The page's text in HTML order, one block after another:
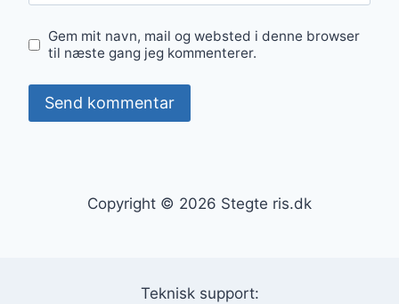
Gem mit navn, mail og websted i denne browser
til næste gang jeg kommenterer.
Copyright © 2026 Stegte ris.dk
Teknisk support: